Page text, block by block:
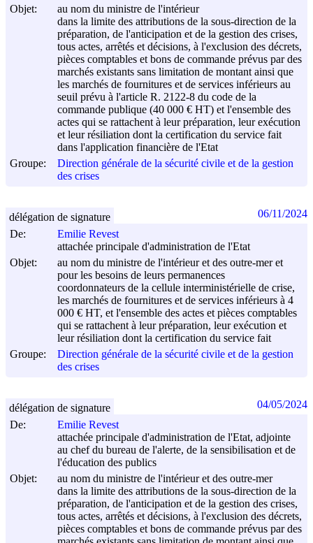
Objet:
au nom du ministre de l'intérieur
dans la limite des attributions de la sous-direction de la
préparation, de l'anticipation et de la gestion des crises,
tous actes, arrêtés et décisions, à l'exclusion des décrets,
pièces comptables et bons de commande prévus par des
marchés existants sans limitation de montant ainsi que
les marchés de fournitures et de services inférieurs au
seuil prévu à l'article R. 2122-8 du code de la
commande publique (40 000 € HT) et l'ensemble des
actes qui se rattachent à leur préparation, leur exécution
et leur résiliation dont la certification du service fait
dans l'application financière de l'Etat
Groupe:
Direction générale de la sécurité civile et de la gestion
des crises
De:
Emilie Revest
attachée principale d'administration de l'Etat
Objet:
au nom du ministre de l'intérieur et des outre-mer et
pour les besoins de leurs permanences
coordonnateurs de la cellule interministérielle de crise,
les marchés de fournitures et de services inférieurs à 4
000 € HT, et l'ensemble des actes et pièces comptables
qui se rattachent à leur préparation, leur exécution et
leur résiliation dont la certification du service fait
Groupe:
Direction générale de la sécurité civile et de la gestion
des crises
délégation de signature 06/11/2024
De:
Emilie Revest
attachée principale d'administration de l'Etat, adjointe
au chef du bureau de l'alerte, de la sensibilisation et de
l'éducation des publics
Objet:
au nom du ministre de l'intérieur et des outre-mer
dans la limite des attributions de la sous-direction de la
préparation, de l'anticipation et de la gestion des crises,
tous actes, arrêtés et décisions, à l'exclusion des décrets,
pièces comptables et bons de commande prévus par des
délégation de signature 04/05/2024